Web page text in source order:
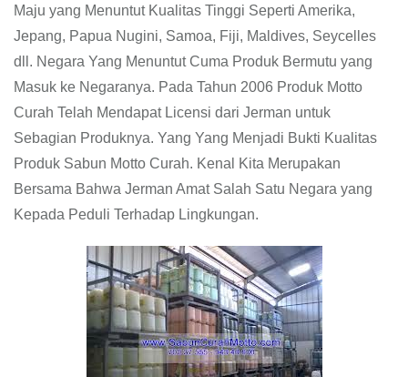
Maju yang Menuntut Kualitas Tinggi Seperti Amerika,
Jepang, Papua Nugini, Samoa, Fiji, Maldives, Seycelles
dll. Negara Yang Menuntut Cuma Produk Bermutu yang
Masuk ke Negaranya. Pada Tahun 2006 Produk Motto
Curah Telah Mendapat Licensi dari Jerman untuk
Sebagian Produknya. Yang Yang Menjadi Bukti Kualitas
Produk Sabun Motto Curah. Kenal Kita Merupakan
Bersama Bahwa Jerman Amat Salah Satu Negara yang
Kepada Peduli Terhadap Lingkungan.